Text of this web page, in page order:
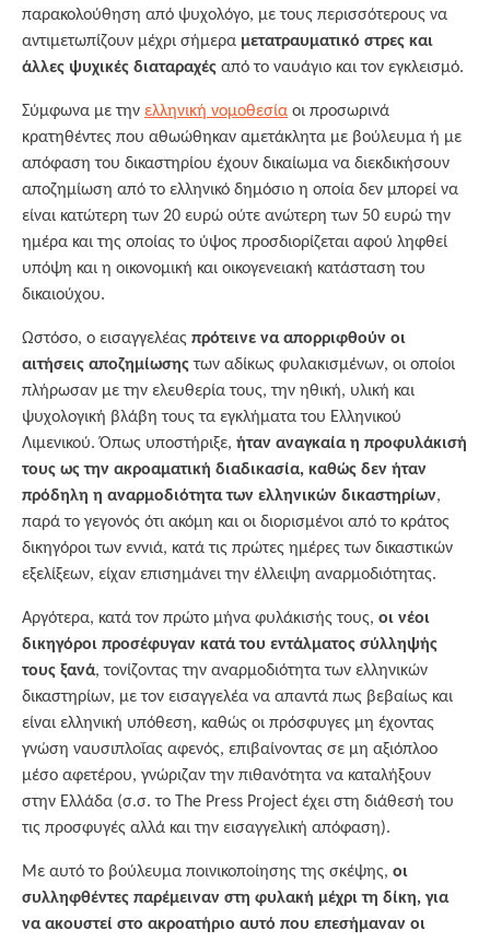
παρακολούθηση από ψυχολόγο, με τους περισσότερους να
αντιμετωπίζουν μέχρι σήμερα μετατραυματικό στρες και
άλλες ψυχικές διαταραχές από το ναυάγιο και τον εγκλεισμό.
Σύμφωνα με την ελληνική νομοθεσία οι προσωρινά
κρατηθέντες που αθωώθηκαν αμετάκλητα με βούλευμα ή με
απόφαση του δικαστηρίου έχουν δικαίωμα να διεκδικήσουν
αποζημίωση από το ελληνικό δημόσιο η οποία δεν μπορεί να
είναι κατώτερη των 20 ευρώ ούτε ανώτερη των 50 ευρώ την
ημέρα και της οποίας το ύψος προσδιορίζεται αφού ληφθεί
υπόψη και η οικονομική και οικογενειακή κατάσταση του
δικαιούχου.
Ωστόσο, ο εισαγγελέας πρότεινε να απορριφθούν οι
αιτήσεις αποζημίωσηςτων αδίκως φυλακισμένων, οι οποίοι
πλήρωσαν με την ελευθερία τους, την ηθική, υλική και
ψυχολογική βλάβη τους τα εγκλήματα του Ελληνικού
Λιμενικού. Όπως υποστήριξε, ήταν αναγκαία η προφυλάκισή
τους ως την ακροαματική διαδικασία, καθώς δεν ήταν
πρόδηλη η αναρμοδιότητα των ελληνικών δικαστηρίων,
παρά το γεγονός ότι ακόμη και οι διορισμένοι από το κράτος
δικηγόροι των εννιά, κατά τις πρώτες ημέρες των δικαστικών
εξελίξεων, είχαν επισημάνει την έλλειψη αναρμοδιότητας.
Αργότερα, κατά τον πρώτο μήνα φυλάκισής τους, οι νέοι
δικηγόροι προσέφυγαν κατά του εντάλματος σύλληψής
τους ξανά, τονίζοντας την αναρμοδιότητα των ελληνικών
δικαστηρίων, με τον εισαγγελέα να απαντά πως βεβαίως και
είναι ελληνική υπόθεση, καθώς οι πρόσφυγες μη έχοντας
γνώση ναυσιπλοΐας αφενός, επιβαίνοντας σε μη αξιόπλοο
μέσο αφετέρου, γνώριζαν την πιθανότητα να καταλήξουν
στην Ελλάδα (σ.σ. το The Press Project έχει στη διάθεσή του
τις προσφυγές αλλά και την εισαγγελική απόφαση).
Με αυτό το βούλευμα ποινικοποίησης της σκέψης, οι
συλληφθέντες παρέμειναν στη φυλακή μέχρι τη δίκη, για
να ακουστεί στο ακροατήριο αυτό που επεσήμαναν οι